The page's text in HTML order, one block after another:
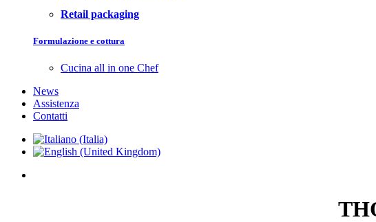
Retail packaging
Formulazione e cottura
Cucina all in one Chef
News
Assistenza
Contatti